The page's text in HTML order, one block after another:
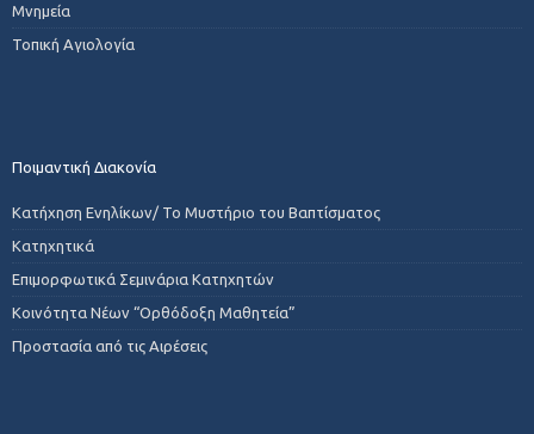
Μνημεία
Τοπική Αγιολογία
Ποιμαντική Διακονία
Κατήχηση Ενηλίκων/ Το Μυστήριο του Βαπτίσματος
Κατηχητικά
Επιμορφωτικά Σεμινάρια Κατηχητών
Κοινότητα Νέων “Ορθόδοξη Μαθητεία”
Προστασία από τις Αιρέσεις